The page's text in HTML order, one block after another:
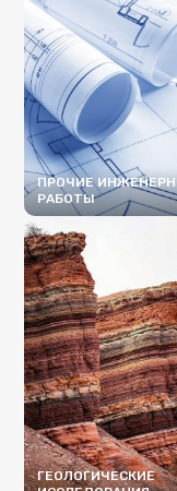
ПРОЧИЕ
РАБОТЫ
ПОДРОБНЕЕ
ГЕОЛОГИЧЕСКИЕ